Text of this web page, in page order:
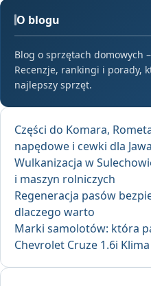
O blogu
Blog o sprzętach domowych
Recenzje, rankingi i porady,
najlepszy sprzęt.
Części do Komara,
napędowe i cewki dla
Wulkanizacja w
i maszyn rolniczych
Regeneracja pasów
dlaczego warto
Marki samolotów: która
Chevrolet Cruze 1.6i